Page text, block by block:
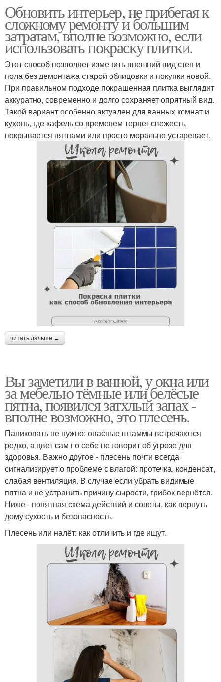
Обновить интерьер, не прибегая к
сложному ремонту и большим
затратам, вполне возможно, если
использовать покраску плитки.
Этот способ позволяет изменить внешний вид стен и
пола без демонтажа старой облицовки и покупки новой.
При правильном подходе покрашенная плитка выглядит
аккуратно, современно и долго сохраняет опрятный вид.
Такой вариант особенно актуален для ванных комнат и
кухонь, где кафель со временем теряет свежесть,
покрывается пятнами или просто морально устаревает.
читать дальше →
Вы заметили в ванной, у окна или
за мебелью тёмные или белёсые
пятна, появился затхлый запах -
вполне возможно, это плесень.
Паниковать не нужно: опасные штаммы встречаются
редко, а цвет сам по себе не говорит об угрозе для
здоровья. Важно другое - плесень почти всегда
сигнализирует о проблеме с влагой: протечка, конденсат,
слабая вентиляция. В случае если убрать видимые
пятна и не устранить причину сырости, грибок вернётся.
Ниже - понятная схема действий и советы, как вернуть
дому сухость и безопасность.
Плесень или налёт: как отличить и где ищут.